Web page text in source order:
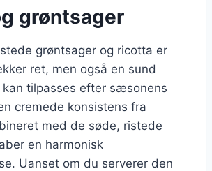
grøntsager
grøntsager og ricotta er
ret, men også en sund
kan tilpasses efter sæsonens
cremede konsistens fra
med de søde, ristede
en harmonisk
Uanset om du serverer den